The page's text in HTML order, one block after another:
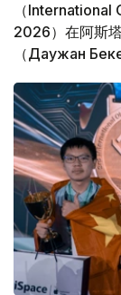
（
2026）在阿斯
（Даужан